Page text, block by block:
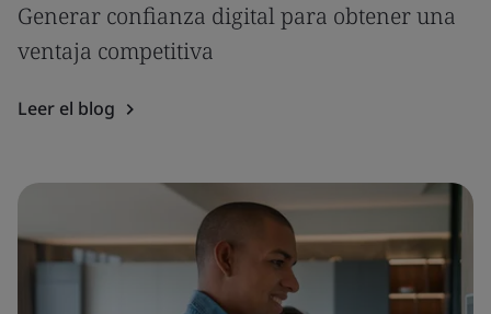
Generar confianza digital para obtener una
ventaja competitiva
Leer el blog